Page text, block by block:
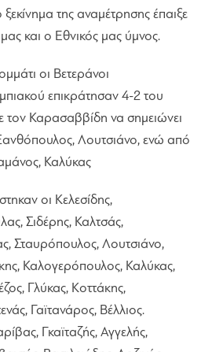
της αναμέτρησης έπαιξε
και ο Εθνικός μας ύμνος.
οι Βετεράνοι
επικράτησαν 4-2 του
Καρασαββίδη να σημειώνει
Λουτσιάνο, ενώ από
Καλύκας
οι Κελεσίδης,
Σιδέρης, Καλτσάς,
Σταυρόπουλος, Λουτσιάνο,
Καλογερόπουλος, Καλύκας,
Γλύκας, Κοττάκης,
Γαϊτανάρος, Βέλλιος.
Γκαϊταζής, Αγγελής,